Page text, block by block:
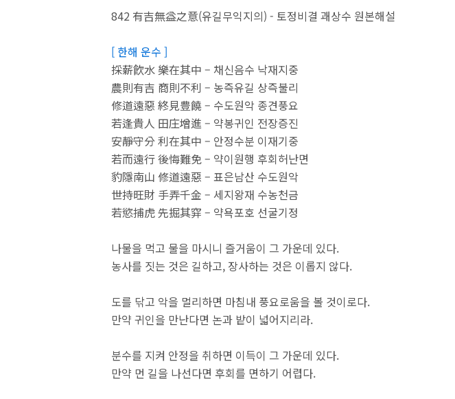
842 有吉無益之意(유길무익지의) - 토정비결 괘상수 원본해설
[ 한해 운수 ]
採薪飮水 樂在其中 – 채신음수 낙재지중
農則有吉 商則不利 – 농즉유길 상즉불리
修道遠惡 終見豊饒 – 수도원악 종견풍요
若逢貴人 田庄增進 – 약봉귀인 전장증진
安靜守分 利在其中 – 안정수분 이재기중
若而遠行 後悔難免 – 약이원행 후회허난면
豹隱南山 修道遠惡 – 표은남산 수도원악
世持旺財 手弄千金 – 세지왕재 수농천금
若慾捕虎 先掘其穽 – 약욕포호 선굴기정
나물을 먹고 물을 마시니 즐거움이 그 가운데 있다.
농사를 짓는 것은 길하고, 장사하는 것은 이롭지 않다.
도를 닦고 악을 멀리하면 마침내 풍요로움을 볼 것이로다.
만약 귀인을 만난다면 논과 밭이 넓어지리라.
분수를 지켜 안정을 취하면 이득이 그 가운데 있다.
만약 먼 길을 나선다면 후회를 면하기 어렵다.